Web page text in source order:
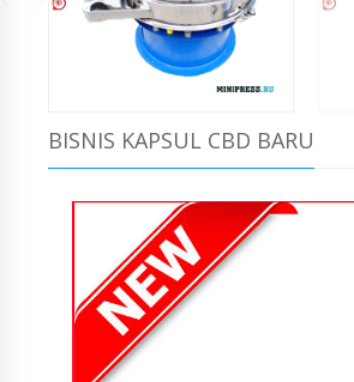
BISNIS KAPSUL CBD BARU